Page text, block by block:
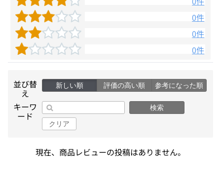
0件
0件
0件
並び替
え
新しい順 評価の高い順 参考になった順
キーワ
ード
検索
クリア
現在、商品レビューの投稿はありません。